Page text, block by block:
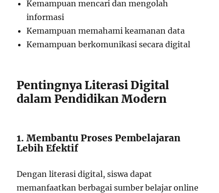
Kemampuan mencari dan mengolah
informasi
Kemampuan memahami keamanan data
Kemampuan berkomunikasi secara digital
Pentingnya Literasi Digital
dalam Pendidikan Modern
1. Membantu Proses Pembelajaran
Lebih Efektif
Dengan literasi digital, siswa dapat
memanfaatkan berbagai sumber belajar online